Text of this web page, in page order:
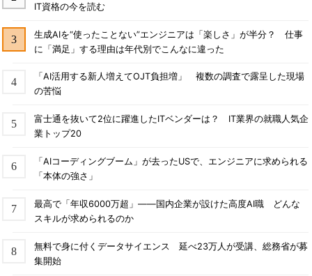
IT資格の今を読む
生成AIを“使ったことない”エンジニアは「楽しさ」が半分？ 仕事
に「満足」する理由は年代別でこんなに違った
「AI活用する新人増えてOJT負担増」 複数の調査で露呈した現場
の苦悩
富士通を抜いて2位に躍進したITベンダーは？ IT業界の就職人気企
業トップ20
「AIコーディングブーム」が去ったUSで、エンジニアに求められる
「本体の強さ」
最高で「年収6000万超」――国内企業が設けた高度AI職 どんな
スキルが求められるのか
無料で身に付くデータサイエンス 延べ23万人が受講、総務省が募
集開始